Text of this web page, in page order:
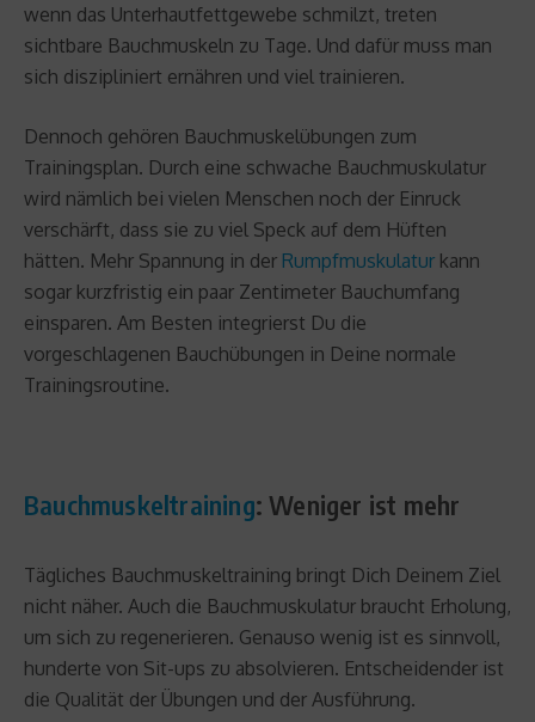
wenn das Unterhautfettgewebe schmilzt, treten
sichtbare Bauchmuskeln zu Tage. Und dafür muss man
sich diszipliniert ernähren und viel trainieren.
Dennoch gehören Bauchmuskelübungen zum
Trainingsplan. Durch eine schwache Bauchmuskulatur
wird nämlich bei vielen Menschen noch der Einruck
verschärft, dass sie zu viel Speck auf dem Hüften
hätten. Mehr Spannung in der Rumpfmuskulatur kann
sogar kurzfristig ein paar Zentimeter Bauchumfang
einsparen. Am Besten integrierst Du die
vorgeschlagenen Bauchübungen in Deine normale
Trainingsroutine.
Bauchmuskeltraining: Weniger ist mehr
Tägliches Bauchmuskeltraining bringt Dich Deinem Ziel
nicht näher. Auch die Bauchmuskulatur braucht Erholung,
um sich zu regenerieren. Genauso wenig ist es sinnvoll,
hunderte von Sit-ups zu absolvieren. Entscheidender ist
die Qualität der Übungen und der Ausführung.